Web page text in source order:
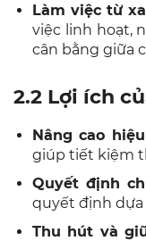
Làm việc từ
việc linh hoạt,
cân bằng giữa
2.2 Lợi ích
Nâng cao
giúp tiết kiệm
Quyết định
quyết định dựa
Thu hút và